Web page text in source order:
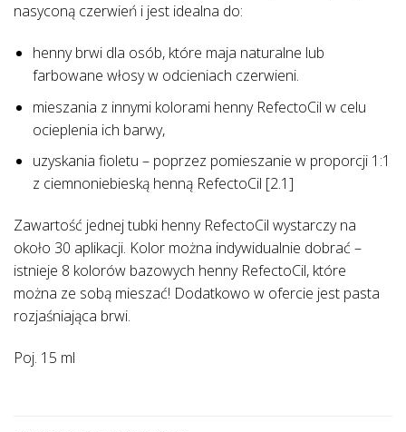
nasyconą czerwień i jest idealna do:
henny brwi dla osób, które maja naturalne lub
farbowane włosy w odcieniach czerwieni.
mieszania z innymi kolorami henny RefectoCil w celu
ocieplenia ich barwy,
uzyskania fioletu – poprzez pomieszanie w proporcji 1:1
z ciemnoniebieską henną RefectoCil [2.1]
Zawartość jednej tubki henny RefectoCil wystarczy na
około 30 aplikacji. Kolor można indywidualnie dobrać –
istnieje 8 kolorów bazowych henny RefectoCil, które
można ze sobą mieszać! Dodatkowo w ofercie jest pasta
rozjaśniająca brwi.
Poj. 15 ml